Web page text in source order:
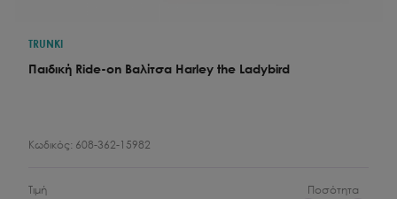
TRUNKI
Παιδική Ride-on Bαλίτσα Harley the Ladybird
Κωδικός: 608-362-15982
Τιμή Ποσότητα